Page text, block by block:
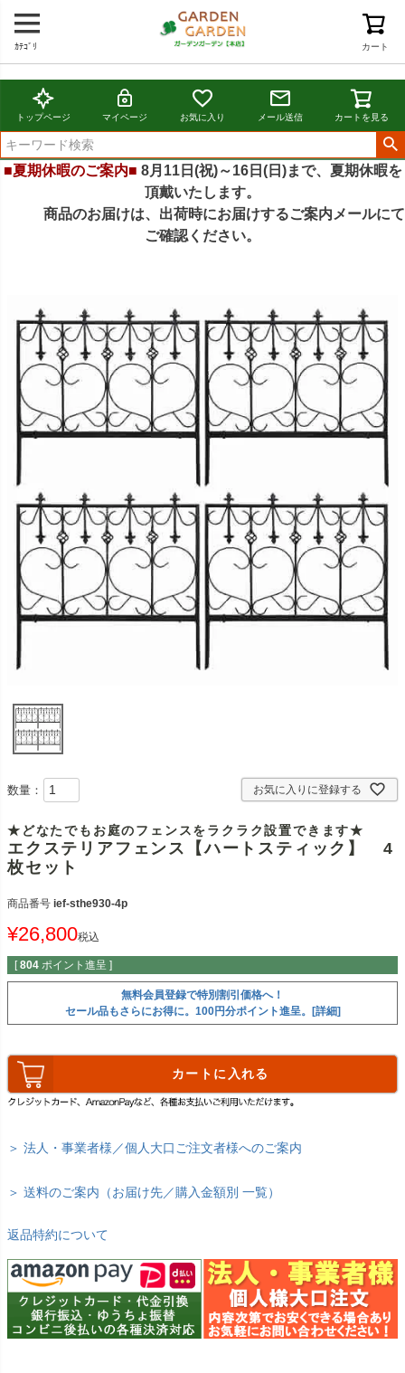
カート
ｶﾃｺﾞﾘ
トップページ マイページ お気に入り メール送信 カートを見る
■夏期休暇のご案内■ 8月11日(祝)～16日(日)まで、夏期休暇を
頂戴いたします。
商品のお届けは、出荷時にお届けするご案内メールにて
ご確認ください。
お気に入りに登録する
数量：
★どなたでもお庭のフェンスをラクラク設置できます★
エクステリアフェンス【ハートスティック】 4
枚セット
商品番号 ief-sthe930-4p
¥26,800税込
[ 804 ポイント進呈 ]
無料会員登録で特別割引価格へ！
セール品もさらにお得に。100円分ポイント進呈。[詳細]
カートに入れる
＞ 法人・事業者様／個人大口ご注文者様へのご案内
＞ 送料のご案内（お届け先／購入金額別 一覧）
返品特約について